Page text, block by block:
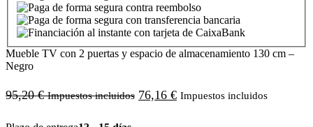
Mueble TV con 2 puertas y espacio de almacenamiento 130 cm –
Negro
95,20€ Impuestos incluidos 76,16 € Impuestos incluidos